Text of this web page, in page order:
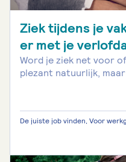
Ziek tijdens je
er met je
Word je ziek net voor
plezant natuurlijk,
De juiste job vinden, Voor